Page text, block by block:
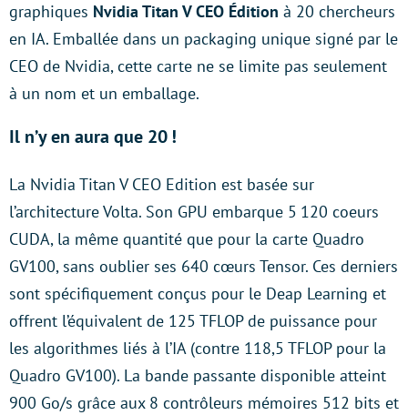
graphiques Nvidia Titan V CEO Édition à 20 chercheurs
en IA. Emballée dans un packaging unique signé par le
CEO de Nvidia, cette carte ne se limite pas seulement
à un nom et un emballage.
Il n’y en aura que 20 !
La Nvidia Titan V CEO Edition est basée sur
l’architecture Volta. Son GPU embarque 5 120 coeurs
CUDA, la même quantité que pour la carte Quadro
GV100, sans oublier ses 640 cœurs Tensor. Ces derniers
sont spécifiquement conçus pour le Deap Learning et
offrent l’équivalent de 125 TFLOP de puissance pour
les algorithmes liés à l’IA (contre 118,5 TFLOP pour la
Quadro GV100). La bande passante disponible atteint
900 Go/s grâce aux 8 contrôleurs mémoires 512 bits et